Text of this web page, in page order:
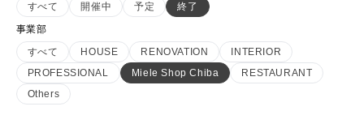
すべて
開催中 予定
終了
事業部
すべて
HOUSE RENOVATION
INTERIOR
PROFESSIONAL
Miele Shop Chiba
RESTAURANT
Others